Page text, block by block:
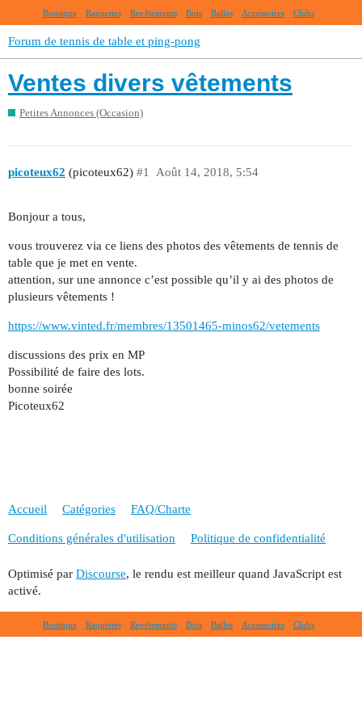
Boutique Raquettes Revêtements Bois Balles Accessoires Clubs
Forum de tennis de table et ping-pong
Ventes divers vêtements
Petites Annonces (Occasion)
picoteux62 (picoteux62) Août 14, 2018, 5:54
#1
Bonjour a tous,
vous trouverez via ce liens des photos des vêtements de tennis de
table que je met en vente.
attention, sur une annonce c’est possible qu’il y ai des photos de
plusieurs vêtements !
https://www.vinted.fr/membres/13501465-minos62/vetements
discussions des prix en MP
Possibilité de faire des lots.
bonne soirée
Picoteux62
Accueil Catégories FAQ/Charte
Conditions générales d'utilisation Politique de confidentialité
Optimisé par Discourse, le rendu est meilleur quand JavaScript est
activé.
Boutique Raquettes Revêtements Bois Balles Accessoires Clubs